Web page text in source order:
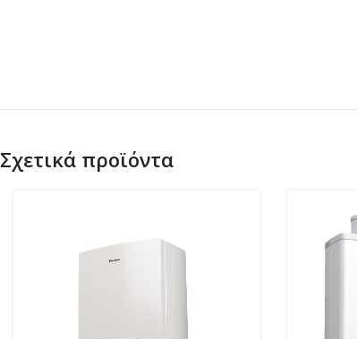
Σχετικά προϊόντα